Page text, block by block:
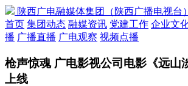
陕西广电融媒体集团（陕西广播电视台）
首页 集团动态 融媒资讯 党建工作 企业文
播 广播直播 广电观察 视频点播
枪声惊魂 广电影视公司电影《远山
上线